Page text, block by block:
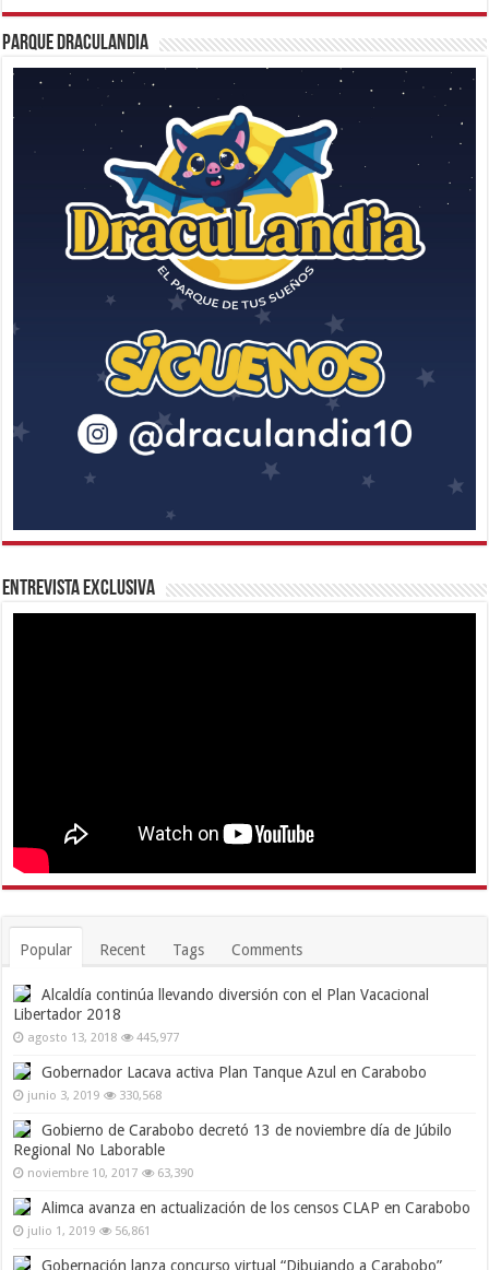
Parque Draculandia
Entrevista Exclusiva
Popular Recent Tags Comments
Alcaldía continúa llevando diversión con el Plan Vacacional
Libertador 2018
agosto 13, 2018 445,977
Gobernador Lacava activa Plan Tanque Azul en Carabobo
junio 3, 2019 330,568
Gobierno de Carabobo decretó 13 de noviembre día de Júbilo
Regional No Laborable
noviembre 10, 2017 63,390
Alimca avanza en actualización de los censos CLAP en Carabobo
julio 1, 2019 56,861
Gobernación lanza concurso virtual “Dibujando a Carabobo”